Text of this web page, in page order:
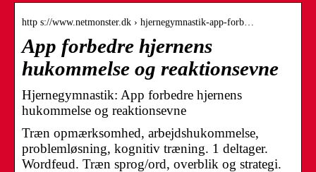
http s://www.netmonster.dk › hjernegymnastik-app-forb…
App forbedre hjernens
hukommelse og reaktionsevne
Hjernegymnastik: App forbedre hjernens
hukommelse og reaktionsevne
Træn opmærksomhed, arbejdshukommelse,
problemløsning, kognitiv træning. 1 deltager.
Wordfeud. Træn sprog/ord, overblik og strategi.